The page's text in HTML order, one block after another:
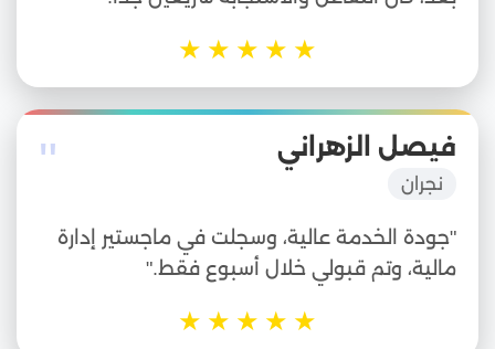
★
★
★
★
★
" فيصل الزهراني
نجران
"جودة الخدمة عالية، وسجلت في ماجستير إدارة
مالية، وتم قبولي خلال أسبوع فقط."
★
★
★
★
★